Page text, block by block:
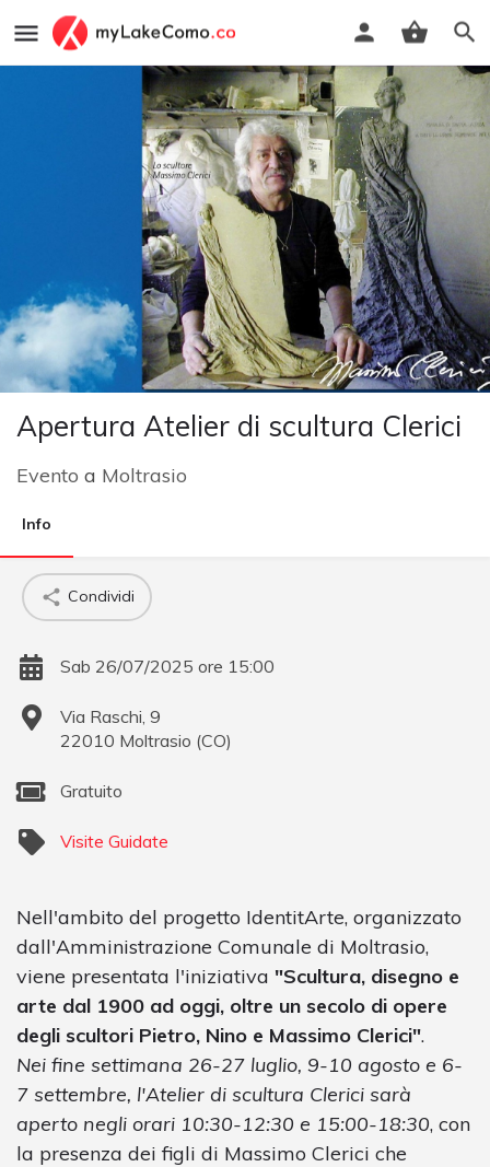
Apertura Atelier di scultura Clerici
Evento a Moltrasio
Info
Condividi
Sab 26/07/2025 ore 15:00
Via Raschi, 9
22010 Moltrasio (CO)
Gratuito
Visite Guidate
Nell'ambito del progetto IdentitArte, organizzato
dall'Amministrazione Comunale di Moltrasio,
viene presentata l'iniziativa "Scultura, disegno e
arte dal 1900 ad oggi, oltre un secolo di opere
degli scultori Pietro, Nino e Massimo Clerici".
Nei fine settimana 26-27 luglio, 9-10 agosto e 6-
7 settembre, l'Atelier di scultura Clerici sarà
aperto negli orari 10:30-12:30 e 15:00-18:30, con
la presenza dei figli di Massimo Clerici che